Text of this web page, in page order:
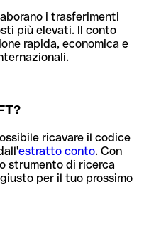
i trasferimenti
più elevati. Il conto
rapida, economica e
ricavare il codice
estratto conto. Con
strumento di ricerca
per il tuo prossimo